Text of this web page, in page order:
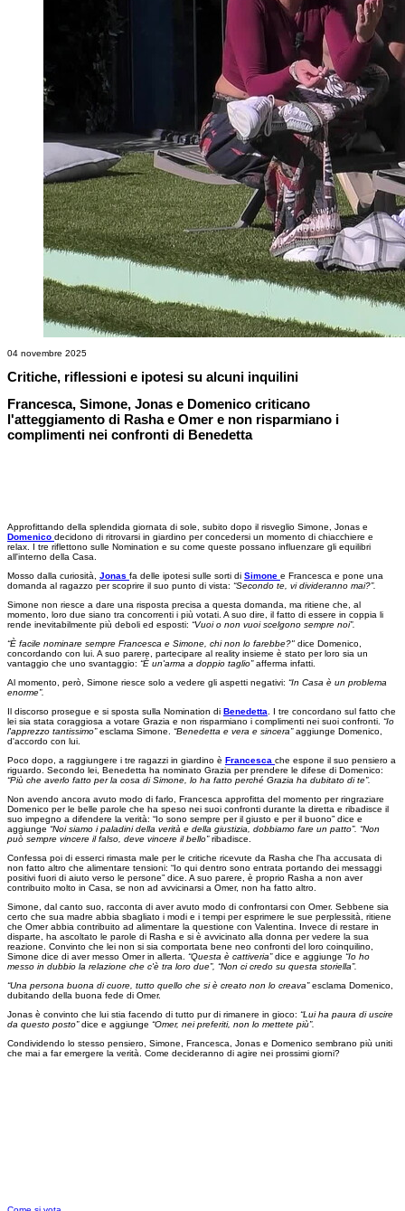
04 novembre 2025
Critiche, riflessioni e ipotesi su alcuni inquilini
Francesca, Simone, Jonas e Domenico criticano
l'atteggiamento di Rasha e Omer e non risparmiano i
complimenti nei confronti di Benedetta
Approfittando della splendida giornata di sole, subito dopo il risveglio Simone, Jonas e
Domenico decidono di ritrovarsi in giardino per concedersi un momento di chiacchiere e
relax. I tre riflettono sulle Nomination e su come queste possano influenzare gli equilibri
all'interno della Casa.
Mosso dalla curiosità, Jonas fa delle ipotesi sulle sorti di Simone e Francesca e pone una
domanda al ragazzo per scoprire il suo punto di vista: “Secondo te, vi divideranno mai?”.
Simone non riesce a dare una risposta precisa a questa domanda, ma ritiene che, al
momento, loro due siano tra concorrenti i più votati. A suo dire, il fatto di essere in coppia li
rende inevitabilmente più deboli ed esposti: “Vuoi o non vuoi scelgono sempre noi”.
“È facile nominare sempre Francesca e Simone, chi non lo farebbe?" dice Domenico,
concordando con lui. A suo parere, partecipare al reality insieme è stato per loro sia un
vantaggio che uno svantaggio: “È un'arma a doppio taglio”afferma infatti.
Al momento, però, Simone riesce solo a vedere gli aspetti negativi: “In Casa è un problema
enorme”.
Il discorso prosegue e si sposta sulla Nomination di Benedetta. I tre concordano sul fatto che
lei sia stata coraggiosa a votare Grazia e non risparmiano i complimenti nei suoi confronti. “Io
l'apprezzo tantissimo”esclama Simone. “Benedetta e vera e sincera”aggiunge Domenico,
d'accordo con lui.
Poco dopo, a raggiungere i tre ragazzi in giardino è Francesca che espone il suo pensiero a
riguardo. Secondo lei, Benedetta ha nominato Grazia per prendere le difese di Domenico:
“Più che averlo fatto per la cosa di Simone, lo ha fatto perché Grazia ha dubitato di te”.
Non avendo ancora avuto modo di farlo, Francesca approfitta del momento per ringraziare
Domenico per le belle parole che ha speso nei suoi confronti durante la diretta e ribadisce il
suo impegno a difendere la verità: “Io sono sempre per il giusto e per il buono” dice e
aggiunge “Noi siamo i paladini della verità e della giustizia, dobbiamo fare un patto”. “Non
può sempre vincere il falso, deve vincere il bello”ribadisce.
Confessa poi di esserci rimasta male per le critiche ricevute da Rasha che l'ha accusata di
non fatto altro che alimentare tensioni: “Io qui dentro sono entrata portando dei messaggi
positivi fuori di aiuto verso le persone” dice. A suo parere, è proprio Rasha a non aver
contribuito molto in Casa, se non ad avvicinarsi a Omer, non ha fatto altro.
Simone, dal canto suo, racconta di aver avuto modo di confrontarsi con Omer. Sebbene sia
certo che sua madre abbia sbagliato i modi e i tempi per esprimere le sue perplessità, ritiene
che Omer abbia contribuito ad alimentare la questione con Valentina. Invece di restare in
disparte, ha ascoltato le parole di Rasha e si è avvicinato alla donna per vedere la sua
reazione. Convinto che lei non si sia comportata bene neo confronti del loro coinquilino,
Simone dice di aver messo Omer in allerta. “Questa è cattiveria”dice e aggiunge “Io ho
messo in dubbio la relazione che c'è tra loro due”, “Non ci credo su questa storiella”.
“Una persona buona di cuore, tutto quello che si è creato non lo creava”esclama Domenico,
dubitando della buona fede di Omer.
Jonas è convinto che lui stia facendo di tutto pur di rimanere in gioco: “Lui ha paura di uscire
da questo posto”dice e aggiunge “Omer, nei preferiti, non lo mettete più”.
Condividendo lo stesso pensiero, Simone, Francesca, Jonas e Domenico sembrano più uniti
che mai a far emergere la verità. Come decideranno di agire nei prossimi giorni?